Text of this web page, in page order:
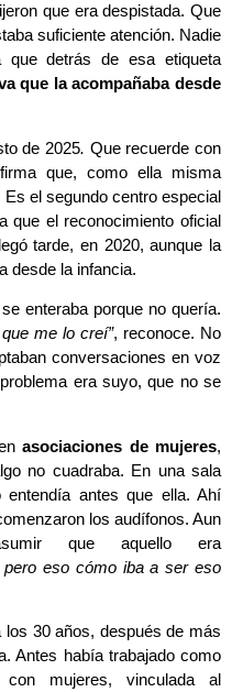
que era despistada. Que
suficiente atención. Nadie
detrás de esa etiqueta
que la acompañaba desde
de 2025. Que recuerde con
que, como ella misma
Es el segundo centro especial
que el reconocimiento oficial
tarde, en 2020, aunque la
desde la infancia.
enteraba porque no quería.
que me lo creí”, reconoce. No
conversaciones en voz
era suyo, que no se
asociaciones de mujeres,
no cuadraba. En una sala
antes que ella. Ahí
los audífonos. Aun
que aquello era
pero eso cómo iba a ser eso
30 años, después de más
Antes había trabajado como
mujeres, vinculada al